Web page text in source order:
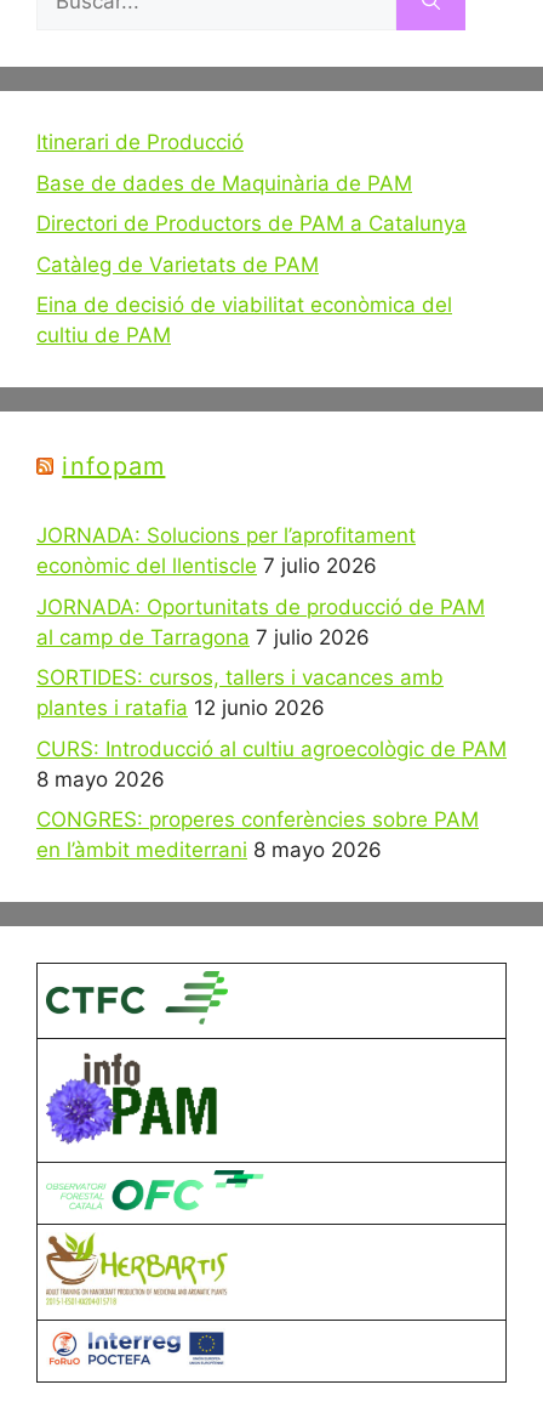
Itinerari de Producció
Base de dades de Maquinària de PAM
Directori de Productors de PAM a Catalunya
Catàleg de Varietats de PAM
Eina de decisió de viabilitat econòmica del
cultiu de PAM
infopam
JORNADA: Solucions per l’aprofitament
econòmic del llentiscle 7 julio 2026
JORNADA: Oportunitats de producció de PAM
al camp de Tarragona 7 julio 2026
SORTIDES: cursos, tallers i vacances amb
plantes i ratafia 12 junio 2026
CURS: Introducció al cultiu agroecològic de PAM
8 mayo 2026
CONGRES: properes conferències sobre PAM
en l’àmbit mediterrani 8 mayo 2026